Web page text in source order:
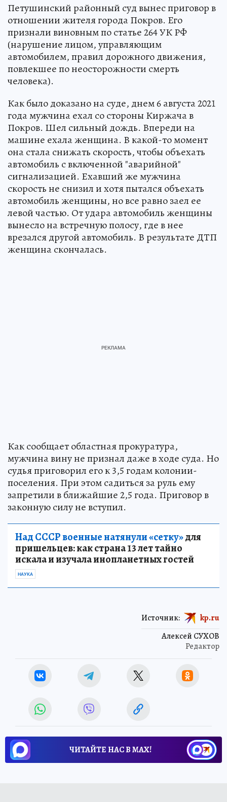
Петушинский районный суд вынес приговор в
отношении жителя города Покров. Его
признали виновным по статье 264 УК РФ
(нарушение лицом, управляющим
автомобилем, правил дорожного движения,
повлекшее по неосторожности смерть
человека).
Как было доказано на суде, днем 6 августа 2021
года мужчина ехал со стороны Киржача в
Покров. Шел сильный дождь. Впереди на
машине ехала женщина. В какой-то момент
она стала снижать скорость, чтобы объехать
автомобиль с включенной "аварийной"
сигнализацией. Ехавший же мужчина
скорость не снизил и хотя пытался объехать
автомобиль женщины, но все равно заел ее
левой частью. От удара автомобиль женщины
вынесло на встречную полосу, где в нее
врезался другой автомобиль. В результате ДТП
женщина скончалась.
Как сообщает областная прокуратура,
мужчина вину не признал даже в ходе суда. Но
судья приговорил его к 3,5 годам колонии-
поселения. При этом садиться за руль ему
запретили в ближайшие 2,5 года. Приговор в
законную силу не вступил.
Над СССР военные натянули «сетку»для
пришельцев: как страна 13 лет тайно
искала и изучала инопланетных гостей
НАУКА
Алексей СУХОВ
Редактор
Источник: kp.ru
ЧИТАЙТЕ НАС В МАХ!